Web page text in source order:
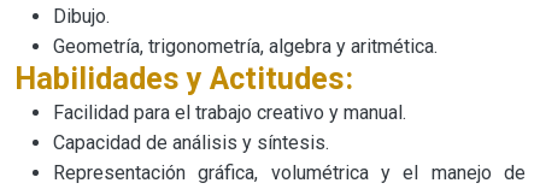
Dibujo.
Geometría, trigonometría, algebra y aritmética.
Habilidades y Actitudes:
Facilidad para el trabajo creativo y manual.
Capacidad de análisis y síntesis.
Representación gráfica, volumétrica y el manejo de